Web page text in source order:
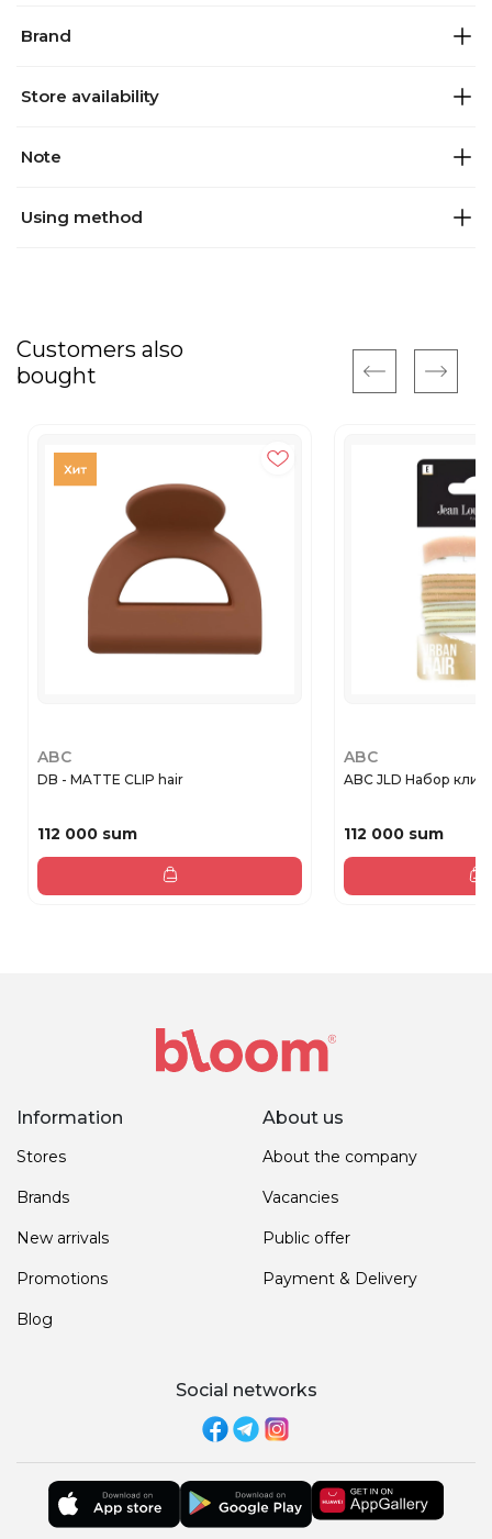
Brand
Store availability
Note
Using method
Customers also
bought
ABC
DB - MATTE CLIP hair
112 000 sum
ABC
ABC JLD Набор
112 000 sum
Information
Stores
Brands
New arrivals
Promotions
Blog
About us
About the company
Vacancies
Public offer
Payment & Delivery
Social networks